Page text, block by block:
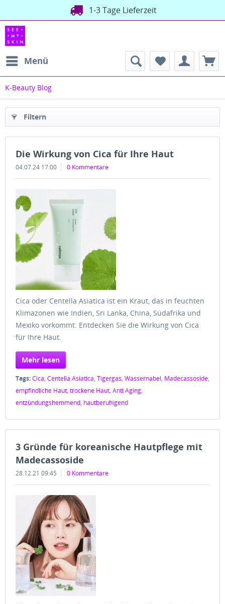
1-3 Tage Lieferzeit
Menü
K-Beauty Blog
Filtern
Die Wirkung von Cica für Ihre Haut
04.07.24 17:00 0 Kommentare
Cica oder Centella Asiatica ist ein Kraut, das in feuchten
Klimazonen wie Indien, Sri Lanka, China, Südafrika und
Mexiko vorkommt. Entdecken Sie die Wirkung von Cica
für Ihre Haut.
Mehr lesen
Tags:Cica, Centella Asiatica, Tigergas, Wassernabel, Madecassoside,
empfindliche Haut, trockene Haut, Anti Aging,
entzündungshemmend, hautberuhigend
3 Gründe für koreanische Hautpflege mit
Madecassoside
28.12.21 09:45 0 Kommentare